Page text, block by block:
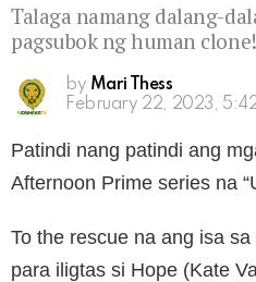
Talaga namang dalang-
pagsubok ng human clone!
by Mari Thess
February 22, 2023,
Patindi nang patindi ang
Afternoon Prime series na
To the rescue na ang isa
para iligtas si Hope (Kate